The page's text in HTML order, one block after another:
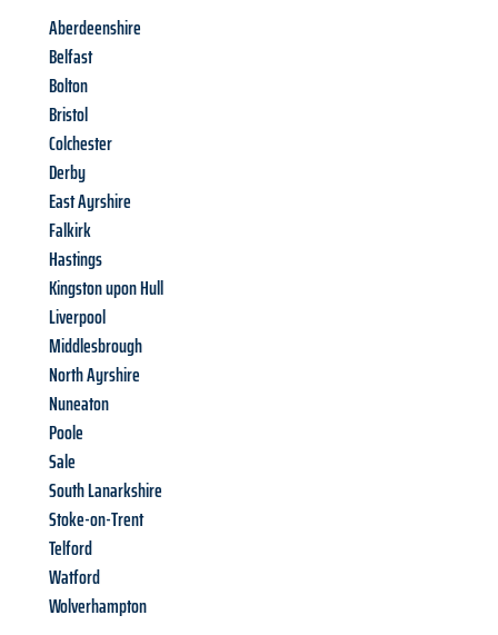
Aberdeenshire
Belfast
Bolton
Bristol
Colchester
Derby
East Ayrshire
Falkirk
Hastings
Kingston upon Hull
Liverpool
Middlesbrough
North Ayrshire
Nuneaton
Poole
Sale
South Lanarkshire
Stoke-on-Trent
Telford
Watford
Wolverhampton